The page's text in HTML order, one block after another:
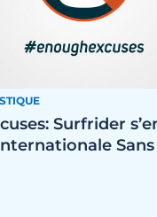
Surfrider
Sans